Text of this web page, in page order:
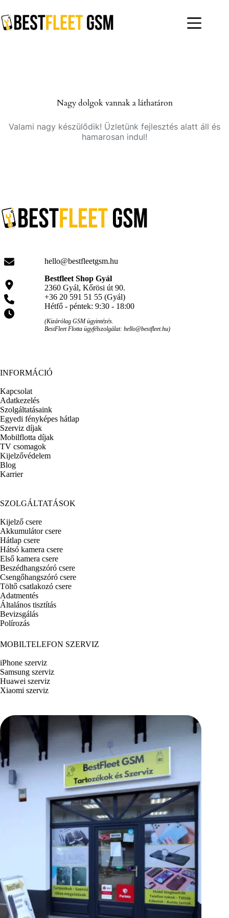
to
content
Nagy dolgok vannak a láthatáron
Valami nagy készülődik! Üzletünk fejlesztés alatt áll és
hamarosan indul!
hello@bestfleetgsm.hu
Bestfleet Shop Gyál
2360 Gyál, Kőrösi út 90.
+36 20 591 51 55 (Gyál)
Hétfő - péntek: 9:30 - 18:00
(Kizárólag GSM ügyintézés.
BestFleet Flotta ügyfélszolgálat: hello@bestfleet.hu)
INFORMÁCIÓ
Kapcsolat
Adatkezelés
Szolgáltatásaink
Egyedi fényképes hátlap
Szerviz díjak
Mobilflotta díjak
TV csomagok
Kijelzővédelem
Blog
Karrier
SZOLGÁLTATÁSOK
Kijelző csere
Akkumulátor csere
Hátlap csere
Hátsó kamera csere
Első kamera csere
Beszédhangszóró csere
Csengőhangszóró csere
Töltő csatlakozó csere
Adatmentés
Általános tisztítás
Bevizsgálás
Polírozás
MOBILTELEFON SZERVIZ
iPhone szerviz
Samsung szerviz
Huawei szerviz
Xiaomi szerviz